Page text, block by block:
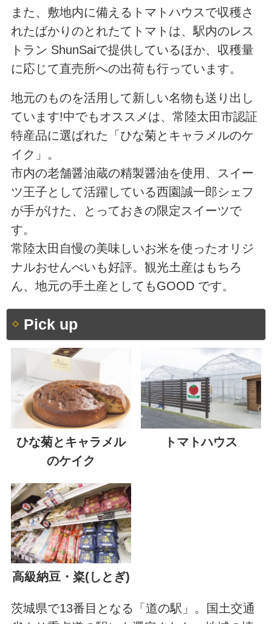
また、敷地内に備えるトマトハウスで収穫さ
れたばかりのとれたてトマトは、駅内のレス
トラン ShunSaiで提供しているほか、収穫量
に応じて直売所への出荷も行っています。
地元のものを活用して新しい名物も送り出し
ています!中でもオススメは、常陸太田市認証
特産品に選ばれた「ひな菊とキャラメルのケ
イク」。
市内の老舗醤油蔵の精製醤油を使用、スイー
ツ王子として活躍している西園誠一郎シェフ
が手がけた、とっておきの限定スイーツで
す。
常陸太田自慢の美味しいお米を使ったオリジ
ナルおせんべいも好評。観光土産はもちろ
ん、地元の手土産としてもGOOD です。
Pick up
ひな菊とキャラメル
のケイク
トマトハウス
高級納豆・粢(しとぎ)
茨城県で13番目となる「道の駅」。国土交通